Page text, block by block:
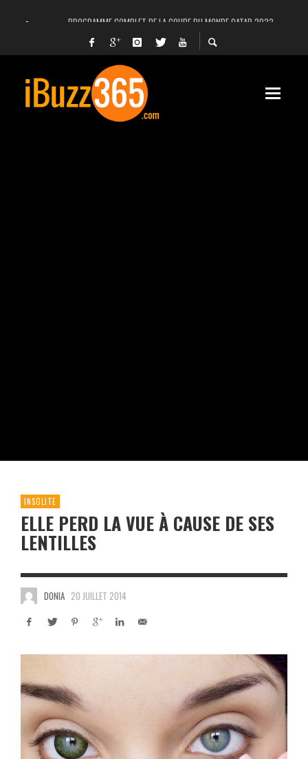
PROGRAMME COMPLET DE LA COUPE DU MONDE QATAR 2022
FACEBOOK, INSTAGRAM ET WHATSAPP HORS SERVICE! EST-CE UNE CYBER-
UNE VIDÉO 4K MONTRE LA PLANÈTE MARS EN ULTRA-HAUTE DÉFINITION
LANCEMENT DU PREMIER VOL HABITÉ DE SPACEX
DÉCÈS DE L’EX-PRÉSIDENT ZINE EL ABIDINE BEN ALI, SERA-T-IL ENTERRÉ EN
INSOLITE
ELLE PERD LA VUE À CAUSE DE SES
LENTILLES
DONIA 20 JUILLET 2014